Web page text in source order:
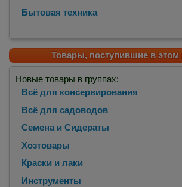
Бытовая техника
Товары, поступившие в этом
Новые товары в группах:
Всё для консервирования
Всё для садоводов
Семена и Сидераты
Хозтовары
Краски и лаки
Инструменты